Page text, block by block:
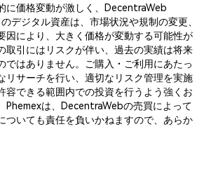
に価格変動が激しく、DecentraWeb
デジタル資産は、市場状況や規制の変更、
因により、大きく価格が変動する可能性が
取引にはリスクが伴い、過去の実績は将来
ではありません。ご購入・ご利用にあたっ
リサーチを行い、適切なリスク管理を実施
容できる範囲内での投資を行うよう強くお
Phemexは、DecentraWebの売買によって
ついても責任を負いかねますので、あらか